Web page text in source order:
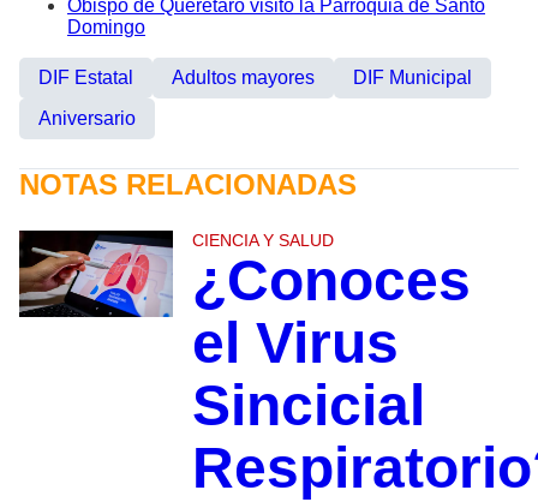
Obispo de Querétaro visitó la Parroquia de Santo
Domingo
DIF Estatal Adultos mayores
DIF Municipal
Aniversario
NOTAS RELACIONADAS
CIENCIA Y SALUD
¿Conoces
el Virus
Sincicial